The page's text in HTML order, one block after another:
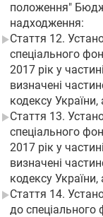
положення"
надходження:
Стаття 12.
спеціального
2017 рік у
визначені
кодексу
Стаття 13.
спеціального
2017 рік у
визначені
кодексу
Стаття 14.
до